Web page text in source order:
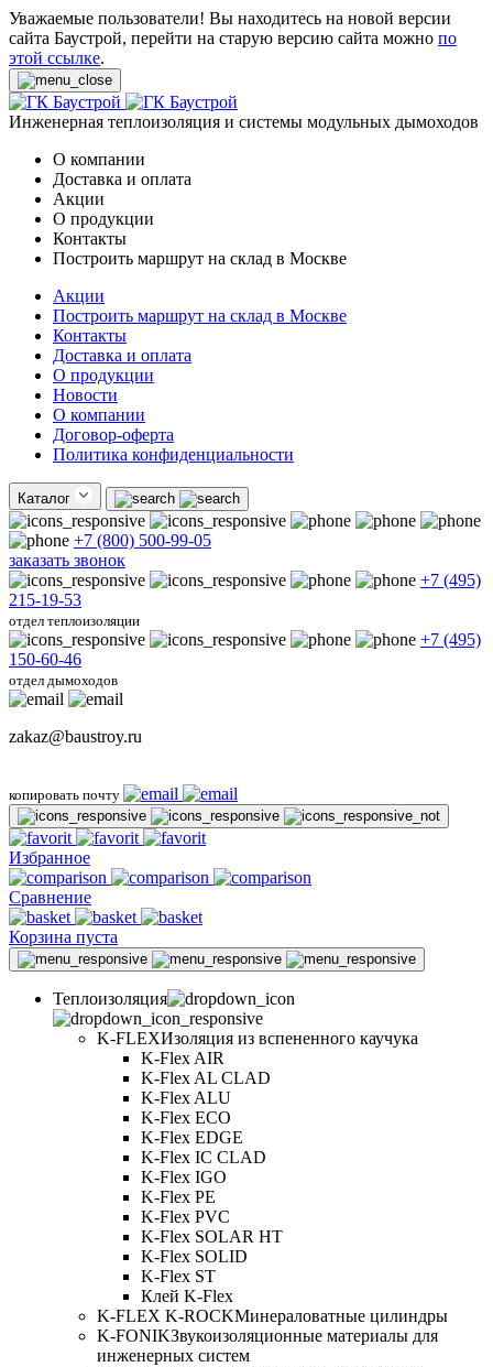
Уважаемые пользователи! Вы находитесь на новой версии
сайта Баустрой, перейти на старую версию сайта можно по
этой ссылке.
Инженерная теплоизоляция и системы модульных дымоходов
О компании
Доставка и оплата
Акции
О продукции
Контакты
Построить маршрут на склад в Москве
Акции
Построить маршрут на склад в Москве
Контакты
Доставка и оплата
О продукции
Новости
О компании
Договор-оферта
Политика конфиденциальности
Каталог
+7 (800) 500-99-05
заказать звонок
+7 (495)
215-19-53
отдел теплоизоляции
+7 (495)
150-60-46
отдел дымоходов
zakaz@baustroy.ru
копировать почту
Избранное
Сравнение
Корзина пуста
Теплоизоляция
K-FLEXИзоляция из вспененного каучука
K-Flex AIR
K-Flex AL CLAD
K-Flex ALU
K-Flex ECO
K-Flex EDGE
K-Flex IC CLAD
K-Flex IGO
K-Flex PE
K-Flex PVC
K-Flex SOLAR HT
K-Flex SOLID
K-Flex ST
Клей K-Flex
K-FLEX K-ROCKМинераловатные цилиндры
K-FONIKЗвукоизоляционные материалы для
инженерных систем